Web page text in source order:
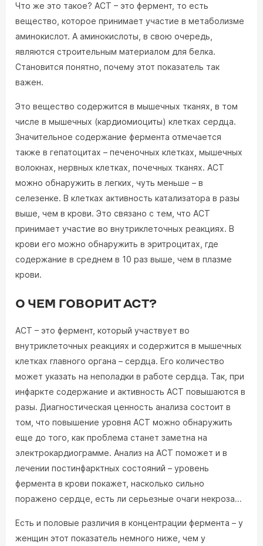
Что же это такое? АСТ – это фермент, то есть
вещество, которое принимает участие в метаболизме
аминокислот. А аминокислоты, в свою очередь,
являются строительным материалом для белка.
Становится понятно, почему этот показатель так
важен.
Это вещество содержится в мышечных тканях, в том
числе в мышечных (кардиомиоциты) клетках сердца.
Значительное содержание фермента отмечается
также в гепатоцитах – печеночных клетках, мышечных
волокнах, нервных клетках, почечных тканях. АСТ
можно обнаружить в легких, чуть меньше – в
селезенке. В клетках активность катализатора в разы
выше, чем в крови. Это связано с тем, что АСТ
принимает участие во внутриклеточных реакциях. В
крови его можно обнаружить в эритроцитах, где
содержание в среднем в 10 раз выше, чем в плазме
крови.
О ЧЕМ ГОВОРИТ АСТ?
АСТ – это фермент, который участвует во
внутриклеточных реакциях и содержится в мышечных
клетках главного органа – сердца. Его количество
может указать на неполадки в работе сердца. Так, при
инфаркте содержание и активность АСТ повышаются в
разы. Диагностическая ценность анализа состоит в
том, что повышение уровня АСТ можно обнаружить
еще до того, как проблема станет заметна на
электрокардиограмме. Анализ на АСТ поможет и в
лечении постинфарктных состояний – уровень
фермента в крови покажет, насколько сильно
поражено сердце, есть ли серьезные очаги некроза...
Есть и половые различия в концентрации фермента – у
женщин этот показатель немного ниже, чем у